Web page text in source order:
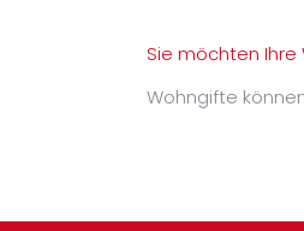
Sie möchten
Wohngifte